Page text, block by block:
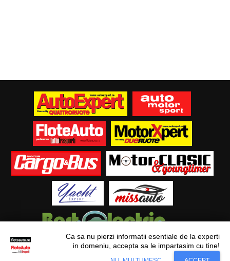
© Flote Auto. Toate drepturile rezervate.
Situl nostru utilizeaza cookies. Ce inseamna
Accept
Ca sa nu pierzi informatii esentiale de la experti
in domeniu, accepta sa le impartasim cu tine!